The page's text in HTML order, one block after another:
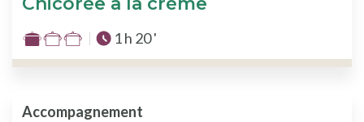
Difficulté
:
sur
Temps total :
1 h 20 '
Accompagnement